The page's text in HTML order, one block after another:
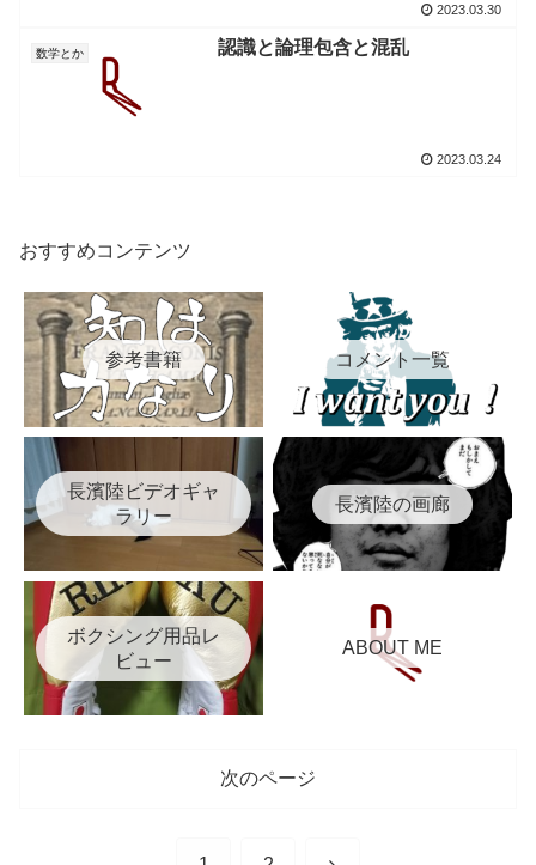
2023.03.30
数学とか 認識と論理包含と混乱
2023.03.24
おすすめコンテンツ
参考書籍 コメント一覧
長濱陸ビデオギャ
ラリー
長濱陸の画廊
ボクシング用品レ
ビュー
ABOUT ME
次のページ